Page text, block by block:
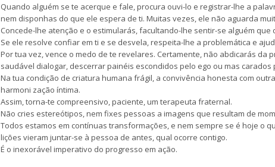
Quando alguém se te acerque e fale, procura ouvi-lo e registrar-lhe a
nem disponhas do que ele espera de ti. Muitas vezes, ele não aguarda
Concede-lhe atenção e o estimularás, facultando-lhe sentir-se alguém que
Se ele resolve confiar em ti e se desvela, respeita-lhe a problemática e
Por tua vez, vence o medo de te revelares. Certamente, não abdicarás da
saudável dialogar, descerrar painéis escondidos pelo ego ou mas
Na tua condição de criatura humana frágil, a convivência honesta com
harmoni zação íntima.
Assim, torna-te compreensivo, paciente, um terapeuta fraternal.
Não cries estereótipos, nem fixes pessoas a imagens que resultam de
Todos estamos em contínuas transformações, e nem sempre se é hoje o
lições vieram juntar-se à pessoa de antes, qual ocorre contigo.
É o inexorável imperativo do progresso em ação.